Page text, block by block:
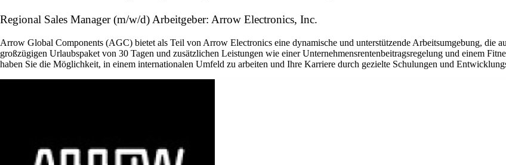
Regional Sales Manager (m/w/d) Arbeitgeber: Arrow Electronics, Inc.
Arrow Global Components (AGC) bietet als Teil von Arrow Electronics eine dynamische und unterstützende Arbeitsumgebung, die
großzügigen Urlaubspaket von 30 Tagen und zusätzlichen Leistungen wie einer Unternehmensrentenbeitragsregelung und einem
haben Sie die Möglichkeit, in einem internationalen Umfeld zu arbeiten und Ihre Karriere durch gezielte Schulungen und